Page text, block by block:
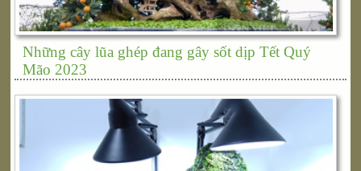
Những cây lũa ghép đang gây sốt dịp Tết Quý
Mão 2023